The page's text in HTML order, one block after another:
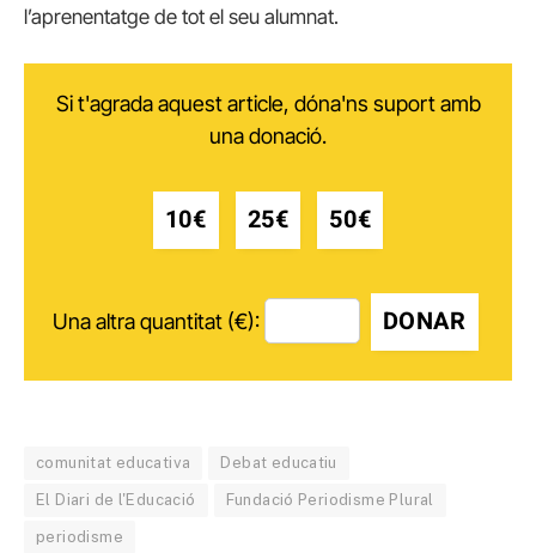
l’aprenentatge de tot el seu alumnat.
Si t'agrada aquest article, dóna'ns suport amb
una donació.
10€ 25€ 50€
Una altra quantitat (€): DONAR
comunitat educativa Debat educatiu
El Diari de l'Educació Fundació Periodisme Plural
periodisme